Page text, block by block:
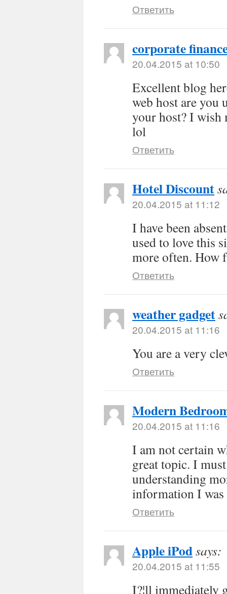
Ответить
corporate
20.04.2015 at 10:50
Excellent blog
web host are you
your host? I wish
lol
Ответить
Hotel Discount
20.04.2015 at 11:12
I have been
used to love this
more often. How
Ответить
weather gadget
20.04.2015 at 11:16
You are a very
Ответить
Modern
20.04.2015 at 11:16
I am not certain
great topic. I
understanding
information I
Ответить
Apple iPodsays:
20.04.2015 at 11:55
I?¦ll immediately